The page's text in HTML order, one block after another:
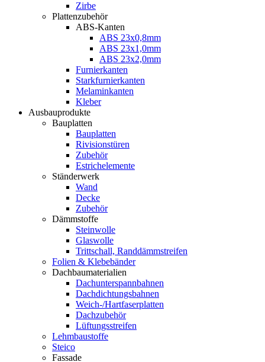
Zirbe
Plattenzubehör
ABS-Kanten
ABS 23x0,8mm
ABS 23x1,0mm
ABS 23x2,0mm
Furnierkanten
Starkfurnierkanten
Melaminkanten
Kleber
Ausbauprodukte
Bauplatten
Bauplatten
Rivisionstüren
Zubehör
Estrichelemente
Ständerwerk
Wand
Decke
Zubehör
Dämmstoffe
Steinwolle
Glaswolle
Trittschall, Randdämmstreifen
Folien & Klebebänder
Dachbaumaterialien
Dachunterspannbahnen
Dachdichtungsbahnen
Weich-/Hartfaserplatten
Dachzubehör
Lüftungsstreifen
Lehmbaustoffe
Steico
Fassade